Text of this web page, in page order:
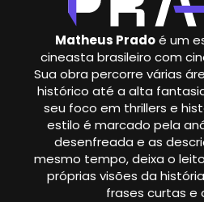
Matheus Pradoé um
cineasta brasileiro com
Sua obra percorre várias
histórico até a alta
seu foco em thrillers e
estilo é marcado pela
desenfreada e as
mesmo tempo, deixa o
próprias visões da
frases curtas e